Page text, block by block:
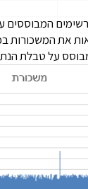
המבוססים
את המשכורות
על טבלת